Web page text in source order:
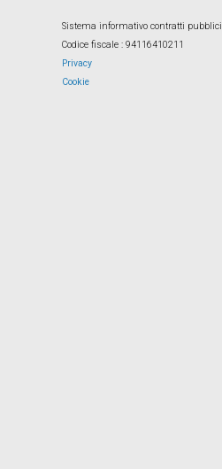
Sistema informativo contratti pubblici
Codice fiscale : 94116410211
Privacy
Cookie